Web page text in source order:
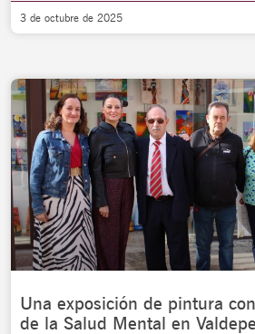
3 de octubre de 2025
Una exposición de pintura
de la Salud Mental en